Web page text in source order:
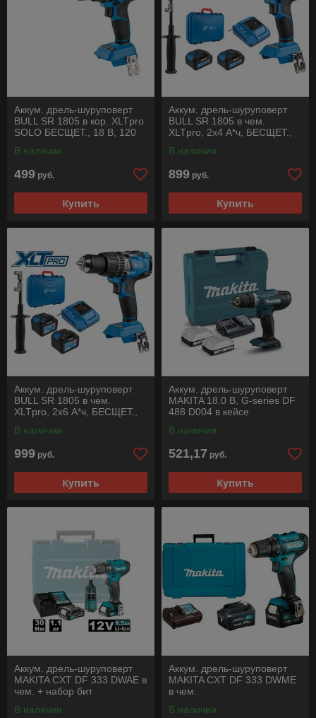
Аккум. дрель-шуруповерт
BULL SR 1805 в кор. XLTpro
SOLO БЕСЩЕТ., 18 В, 120
В наличии
499 руб.
Купить
Аккум. дрель-шуруповерт
BULL SR 1805 в чем.
XLTpro, 2х4 А*ч, БЕСЩЕТ.,
мм
В наличии
899 руб.
Купить
Аккум. дрель-шуруповерт
BULL SR 1805 в чем.
XLTpro, 2х6 А*ч, БЕСЩЕТ.,
мм
В наличии
999 руб.
Купить
Аккум. дрель-шуруповерт
MAKITA 18.0 В, G-series DF
488 D004 в кейсе
В наличии
521,17 руб.
Купить
Аккум. дрель-шуруповерт
MAKITA CXT DF 333 DWAE в
чем. + набор бит
В наличии
Аккум. дрель-шуруповерт
MAKITA CXT DF 333 DWME
в чем.
В наличии